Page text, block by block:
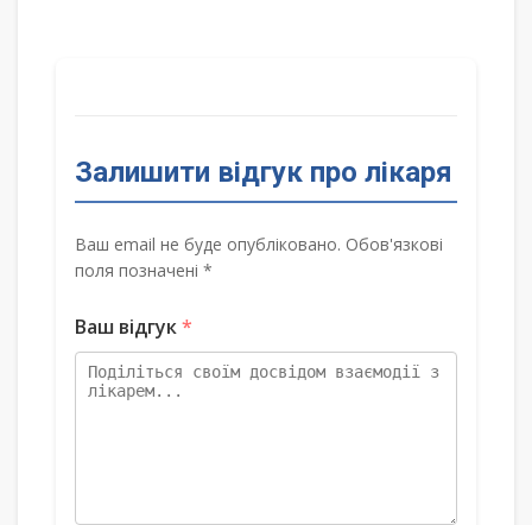
Залишити відгук про лікаря
Ваш email не буде опубліковано. Обов'язкові
поля позначені *
Ваш відгук*